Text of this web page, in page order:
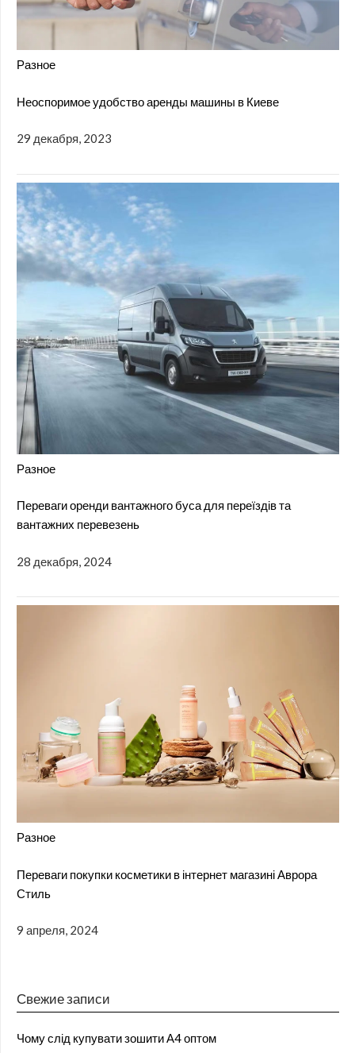
Разное
Неоспоримое удобство аренды машины в Киеве
29 декабря, 2023
Разное
Переваги оренди вантажного буса для переїздів та
вантажних перевезень
28 декабря, 2024
Разное
Переваги покупки косметики в інтернет магазині Аврора
Стиль
9 апреля, 2024
Свежие записи
Чому слід купувати зошити А4 оптом